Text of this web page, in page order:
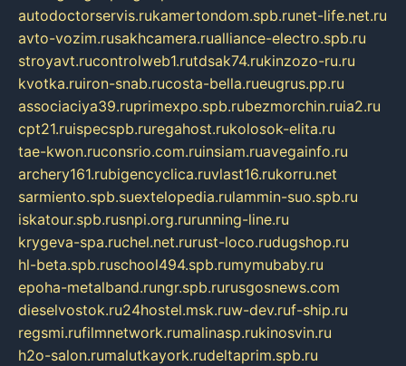
autodoctorservis.rukamertondom.spb.runet-life.net.ru
avto-vozim.rusakhcamera.rualliance-electro.spb.ru
stroyavt.rucontrolweb1.rutdsak74.rukinzozo-ru.ru
kvotka.ruiron-snab.rucosta-bella.rueugrus.pp.ru
associaciya39.ruprimexpo.spb.rubezmorchin.ruia2.ru
cpt21.ruispecspb.ruregahost.rukolosok-elita.ru
tae-kwon.ruconsrio.com.ruinsiam.ruavegainfo.ru
archery161.rubigencyclica.ruvlast16.rukorru.net
sarmiento.spb.suextelopedia.rulammin-suo.spb.ru
iskatour.spb.rusnpi.org.rurunning-line.ru
krygeva-spa.ruchel.net.rurust-loco.rudugshop.ru
hl-beta.spb.ruschool494.spb.rumymubaby.ru
epoha-metalband.rungr.spb.rurusgosnews.com
dieselvostok.ru24hostel.msk.ruw-dev.ruf-ship.ru
regsmi.rufilmnetwork.rumalinasp.rukinosvin.ru
h2o-salon.rumalutkayork.rudeltaprim.spb.ru